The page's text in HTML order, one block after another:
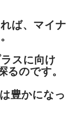
ば、マイナ
スに向け
るのです。
豊かになっ